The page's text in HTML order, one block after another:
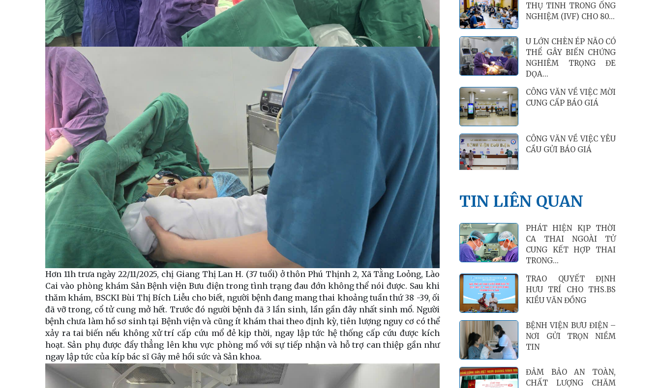
Hơn 11h trưa ngày 22/11/2025, chị Giang Thị Lan H. (37 tuổi) ở thôn Phú Thịnh 2, Xã Tằng Loỏng, Lào
Cai vào phòng khám Sản Bệnh viện Bưu điện trong tình trạng đau đớn không thể nói được. Sau khi
thăm khám, BSCKI Bùi Thị Bích Liễu cho biết, người bệnh đang mang thai khoảng tuần thứ 38 -39, ối
đã vỡ trong, cổ tử cung mở hết. Trước đó người bệnh đã 3 lần sinh, lần gần đây nhất sinh mổ. Người
bệnh chưa làm hồ sơ sinh tại Bệnh viện và cũng ít khám thai theo định kỳ, tiên lượng nguy cơ có thể
xảy ra tai biến nếu không xử trí cấp cứu mổ đẻ kịp thời, ngay lập tức hệ thống cấp cứu được kích
hoạt. Sản phụ được đẩy thẳng lên khu vực phòng mổ với sự tiếp nhận và hỗ trợ can thiệp gần như
ngay lập tức của kíp bác sĩ Gây mê hồi sức và Sản khoa.
THỤ TINH TRONG ỐNG
NGHIỆM (IVF) CHO 80...
U LỚN CHÈN ÉP NÃO CÓ
THỂ GÂY BIẾN CHỨNG
NGHIÊM TRỌNG ĐE
DỌA...
CÔNG VĂN VỀ VIỆC MỜI
CUNG CẤP BÁO GIÁ
CÔNG VĂN VỀ VIỆC YÊU
CẦU GỬI BÁO GIÁ
TIN LIÊN QUAN
PHÁT HIỆN KỊP THỜI
CA THAI NGOÀI TỬ
CUNG KẾT HỢP THAI
TRONG...
TRAO QUYẾT ĐỊNH
HƯU TRÍ CHO THS.BS
KIỀU VĂN ĐỒNG
BỆNH VIỆN BƯU ĐIỆN –
NƠI GỬI TRỌN NIỀM
TIN
ĐẢM BẢO AN TOÀN,
CHẤT LƯỢNG CHĂM